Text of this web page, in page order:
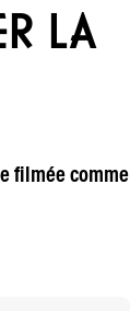
LA
filmée comme